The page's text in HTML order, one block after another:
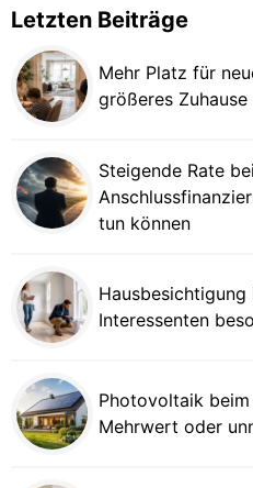
Letzten Beiträge
Mehr Platz für
größeres
Steigende Rate
tun können
Interessenten
Photovoltaik
Mehrwert oder